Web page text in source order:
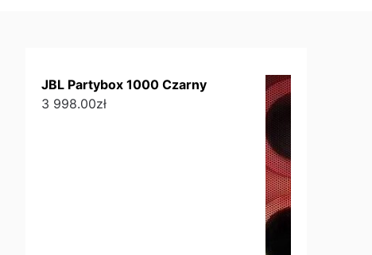
JBL Partybox 1000 Czarny
3 998.00zł